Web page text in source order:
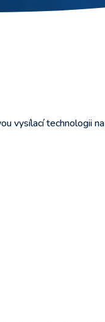
vysílací technologii na